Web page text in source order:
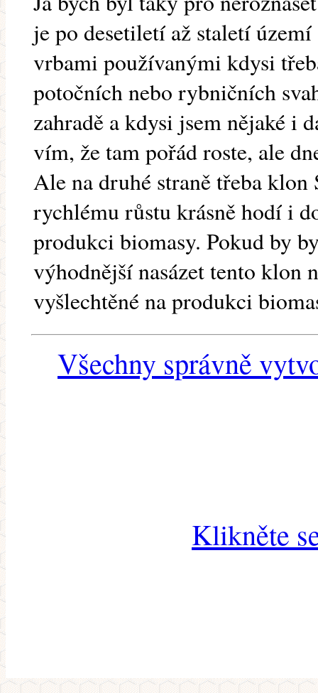
je po desetiletí až staletí
vrbami používanými kdysi
potočních nebo rybničních
zahradě a kdysi jsem nějaké i
vím, že tam pořád roste, ale
Ale na druhé straně třeba
rychlému růstu krásně hodí i
produkci biomasy. Pokud by
výhodnější nasázet tento klon
vyšlechtěné na produkci
Všechny správně
Klikněte